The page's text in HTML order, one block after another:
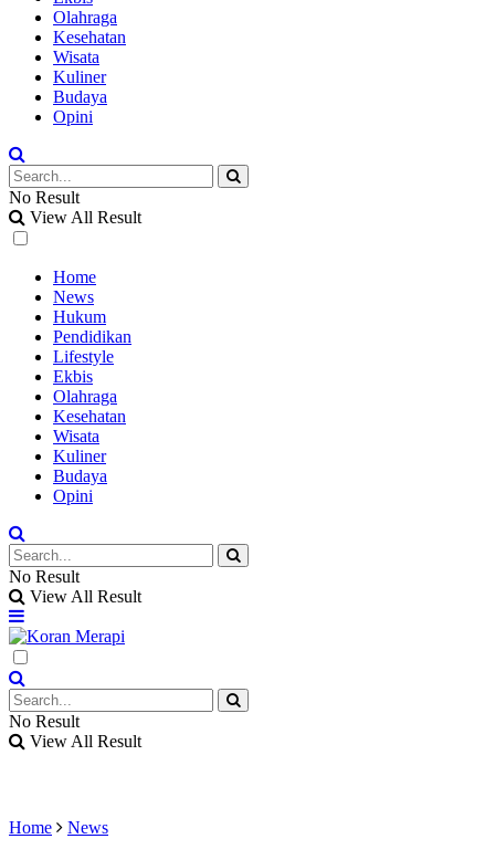
Olahraga
Kesehatan
Wisata
Kuliner
Budaya
Opini
No Result
View All Result
Home
News
Hukum
Pendidikan
Lifestyle
Ekbis
Olahraga
Kesehatan
Wisata
Kuliner
Budaya
Opini
No Result
View All Result
No Result
View All Result
Home News